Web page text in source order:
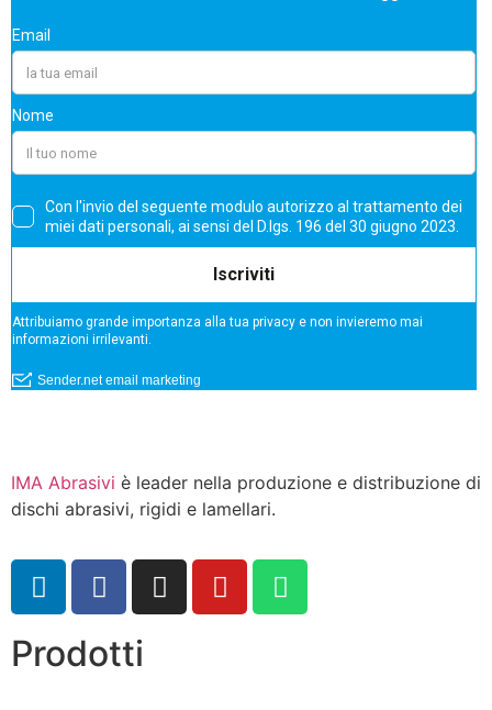
IMA Abrasivi è leader nella produzione e distribuzione di
dischi abrasivi, rigidi e lamellari.
Prodotti